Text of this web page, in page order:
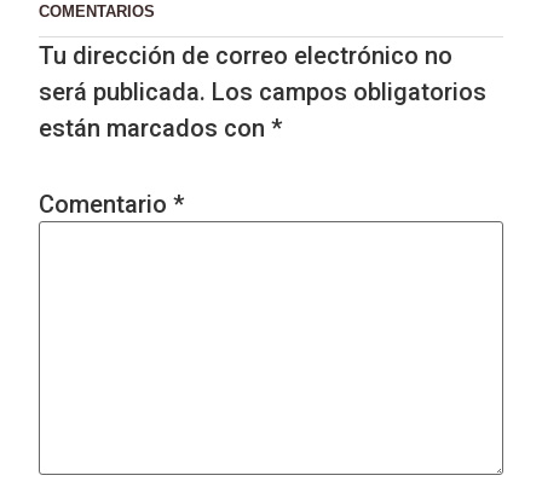
COMENTARIOS
Tu dirección de correo electrónico no
será publicada. Los campos obligatorios
están marcados con *
Comentario *